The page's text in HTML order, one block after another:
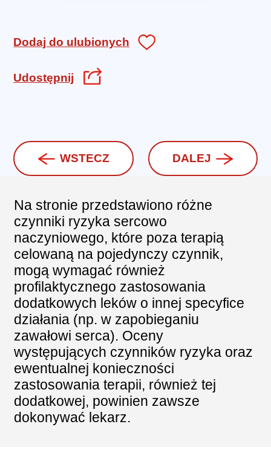
Dodaj do ulubionych
Udostępnij
WSTECZ DALEJ
Na stronie przedstawiono różne
czynniki ryzyka sercowo
naczyniowego, które poza terapią
celowaną na pojedynczy czynnik,
mogą wymagać również
profilaktycznego zastosowania
dodatkowych leków o innej specyfice
działania (np. w zapobieganiu
zawałowi serca). Oceny
występujących czynników ryzyka oraz
ewentualnej konieczności
zastosowania terapii, również tej
dodatkowej, powinien zawsze
dokonywać lekarz.